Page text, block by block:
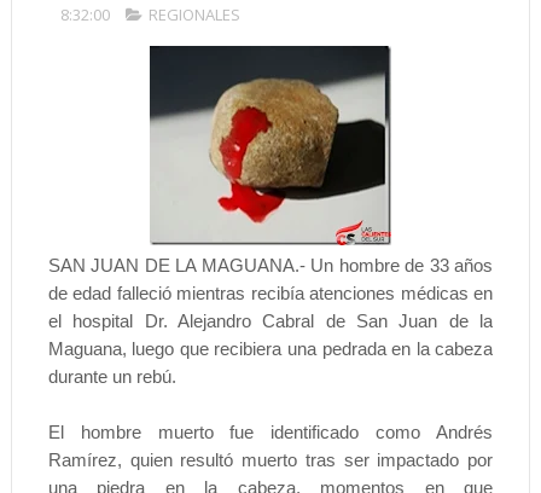
8:32:00 REGIONALES
SAN JUAN DE LA MAGUANA.- Un hombre de 33 años
de edad falleció mientras recibía atenciones médicas en
el hospital Dr. Alejandro Cabral de San Juan de la
Maguana, luego que recibiera una pedrada en la cabeza
durante un rebú.
El hombre muerto fue identificado como Andrés
Ramírez, quien resultó muerto tras ser impactado por
una piedra en la cabeza, momentos en que